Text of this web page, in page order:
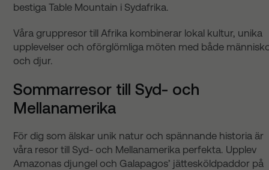
bestiga Table Mountain i Sydafrika.
Våra gruppresor till Afrika kombinerar lokal kultur, unika
upplevelser och oförglömliga möten med både
och djur.
Sommarresor till Syd- och
Mellanamerika
För dig som älskar unik natur och spännande historia är
våra resor till Syd- och Mellanamerika perfekta. Upplev
Amazonas djungel och Galapagos’ jättesköldpaddor på